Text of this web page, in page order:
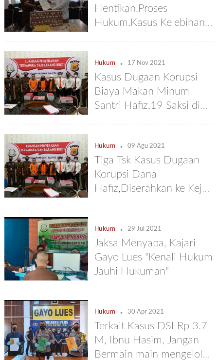
Hentikan.Proses
Hukum.Kasus Kelebihan
Kembalikan Ke Kas
Daerah
Hukum . 17 Nov 2021
Kasus Dugaan Korupsi
Biaya Makan Minum
Santri Hafiz,19 Saksi di
Hukum . 09 Agu 2021
Tiga Tsk Kasus Dugaan
Korupsi Dana
Hafiz,Diserahkan ke Kejari
Hukum . 29 Jul 2021
Jaksa Menyapa, Kajari
Gayo Lues "Kenali Hukum
Jauhi Hukuman"
Hukum . 30 Apr 2021
Terkait Kasus DSI Rp 3.7
M, Ibnu Hasim, Jangan
Bermain main mengelola